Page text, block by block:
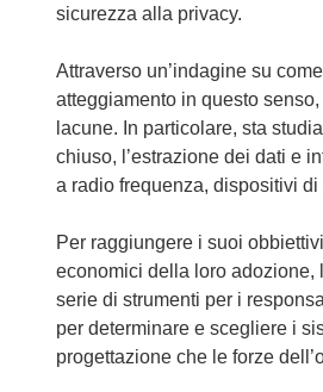
sicurezza alla privacy.
Attraverso un’indagine su
atteggiamento in questo
lacune. In particolare, sta
chiuso, l’estrazione dei dati e
a radio frequenza, dispositivi
Per raggiungere i suoi
economici della loro adozione,
serie di strumenti per i
per determinare e scegliere i
progettazione che le forze